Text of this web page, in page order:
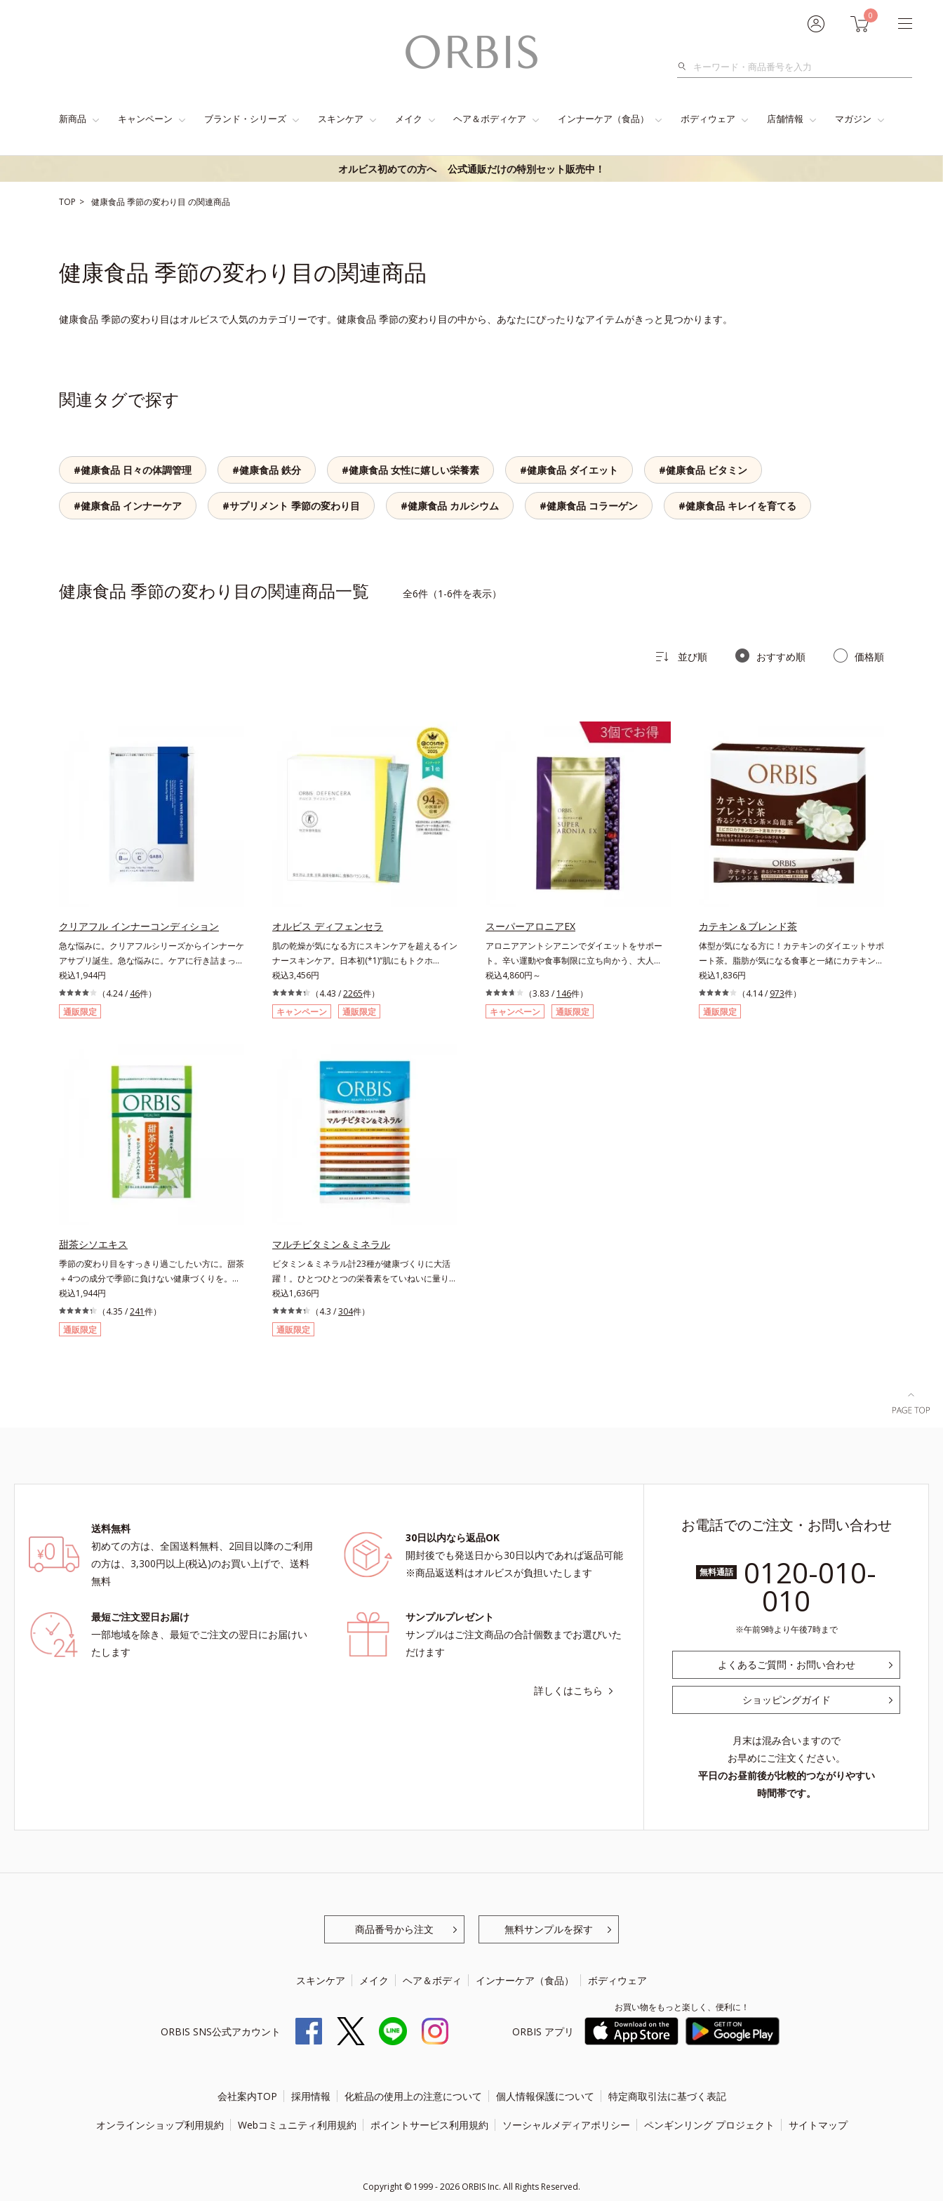
0
検
新商品 キャンペーン ブランド・シリーズ スキンケア メイク ヘア＆ボディケア インナーケア（食品） ボディウェア 店舗情報 マガジン
オルビス初めての方へ 公式通販だけの特別セット販売中！
TOP 健康食品季節の変わり目 の関連商品
健康食品 季節の変わり目の関連商品
健康食品 季節の変わり目はオルビスで人気のカテゴリーです。健康食品 季節の変わり目の中から、あなたにぴったりなアイテムがきっと見つかります。
関連タグで探す
#健康食品 日々の体調管理 #健康食品 鉄分 #健康食品 女性に嬉しい栄養素 #健康食品 ダイエット #健康食品 ビタミン
#健康食品 インナーケア #サプリメント 季節の変わり目 #健康食品 カルシウム #健康食品 コラーゲン #健康食品 キレイを育てる
健康食品 季節の変わり目の関連商品一覧 全6件（1-6件を表示）
並び順 おすすめ順 価格順
クリアフル インナーコンディション
急な悩みに。クリアフルシリーズからインナーケ
アサプリ誕生。急な悩みに。ケアに行き詰まった
すべての女性に送る、「クリアフルシリーズ」の
オールインワンサプリメントです。ビタミンB1
とB2を配合。ビタミンB6とビタミンCは、タイ
ムリリース加工でじっくり時間をかけて放出され
会に負けないためのGABAも配合しました。現代
社会を生き抜く女性のすこやかな毎日を応援しま
税込1,944円
（4.24 / 46件）
通販限定
オルビス ディフェンセラ
肌の乾燥が気になる方にスキンケアを超えるイン
ナースキンケア。日本初(*1)“肌にもトクホ
(*2)”！肌の乾燥が気になる方に。高純度に精製
した米胚芽由来のグルコシルセラミドを配合。
「肌の水分を逃しにくくするため、肌の乾燥が気
になる方に適している」と許可された、特定保健
中や足など、スキンケア機能は全身にも。なかな
か手が回らない、ボディの乾燥対策にもおすすめ
です。ゆずの爽やかな香りとすっきりとした酸味
が特徴の「ゆず風味」、芳醇なマスカットの香り
とさっぱりとした酸味が楽しめる「マスカット風
味」、ピーチの甘い香りと爽やかな甘味が楽しめ
る「ピーチ風味」の3種のフレーバーをご用意。
その日の気分に合わせてチョイスできるから、よ
り飽きにくく、水なしで飲めるから、毎日手軽に
おいしく続けられます。*1 販売商品として。*2
肌の乾燥が気になる方に適しています。
税込3,456円
（4.43 /2265件）
キャンペーン
通販限定
スーパーアロニアEX
アロニアアントシアニンでダイエットをサポー
ト。辛い運動や食事制限に立ち向かう、大人
の“燃える気持ち”を応援。年齢を重ねるほど、ダ
イエットが続かないと感じる方に。チョークベリ
ーとも呼ばれる東欧産の健康果実アロニアの、ア
ロニアアントシアニンのダイエットサポート力に
税込4,860円～
（3.83 / 146件）
キャンペーン
通販限定
カテキン＆ブレンド茶
体型が気になる方に！カテキンのダイエットサポ
ート茶。脂肪が気になる食事と一緒にカテキン
を。さらに、食物繊維とコーンシルクエキスで、
ぽっこりやからだの巡りをケア。カテキン・コー
ンシルク・食物繊維のトリプルパワーがダイエッ
トをサポートします。
税込1,836円
（4.14 / 973件）
通販限定
甜茶シソエキス
季節の変わり目をすっきり過ごしたい方に。甜茶
＋4つの成分で季節に負けない健康づくりを。
GODポリフェノールを含むバラ科の甜茶に加
え、3種の植物成分（シソ種子エキス、シジュウ
ムグァバエキス、黄杞葉エキス）とビタミンEを
配合しました。植物由来の成分が、やさしく作
税込1,944円
（4.35 /241件）
通販限定
マルチビタミン＆ミネラル
ビタミン＆ミネラル計23種が健康づくりに大活
躍！。ひとつひとつの栄養素をていねいに量り、
ビタミン13種類は1/2日分、ミネラル10種は1/3
日分をバランス良く配合しました。ビタミンCに
は長くとどまってじっくり働く「タイムリリース
加工」を施し、体内吸収率を上げる黒胡椒抽出物
税込1,636円
（4.3 /304件）
通販限定
送料無料
初めての方は、全国送料無料、2回目以降のご利用
の方は、3,300円以上(税込)のお買い上げで、送料
無料
30日以内なら返品OK
開封後でも発送日から30日以内であれば返品可能
※商品返送料はオルビスが負担いたします
最短ご注文翌日お届け
一部地域を除き、最短でご注文の翌日にお届けい
たします
サンプルプレゼント
サンプルはご注文商品の合計個数までお選びいた
だけます
詳しくはこちら
お電話でのご注文・お問い合わせ
無料通話 0120-010-
010
午前9時より午後7時まで
よくあるご質問・お問い合わせ
ショッピングガイド
月末は混み合いますので
お早めにご注文ください。
平日のお昼前後が比較的つながりやすい
時間帯です。
商品番号から注文 無料サンプルを探す
スキンケア メイク ヘア＆ボディ インナーケア（食品） ボディウェア
ORBIS SNS公式アカウント ORBIS アプリ
お買い物をもっと楽しく、便利に！
会社案内TOP 採用情報 化粧品の使用上の注意について 個人情報保護について 特定商取引法に基づく表記
オンラインショップ利用規約 Webコミュニティ利用規約 ポイントサービス利用規約 ソーシャルメディアポリシー ペンギンリング プロジェクト サイトマップ
Copyright © 1999 - 2026 ORBIS Inc. All Rights Reserved.